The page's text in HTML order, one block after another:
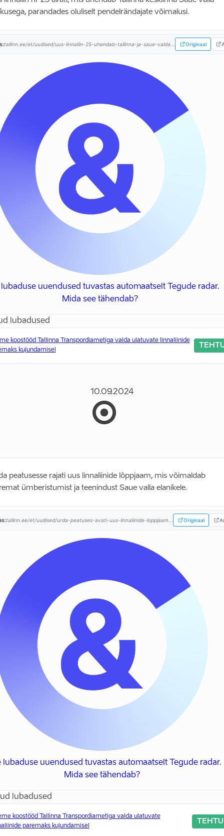
parandades oluliselt pendelrändajate võimalusi.
tallinn.ee/et/uudised/uus-linnaliin-25-uhendab-tallinna-ja-saue-valda... Originaal
uuendused tuvastas automaatselt Tegude radar.
Mida see tähendab?
lubadused
koostööd Tallinna Transpordiametiga valda ulatuvate linnaliinide
kujundamisel
10.09.2024
peatusesse rajati uus linnaliinide lõppjaam, mis võimaldab
ümberistumist ja teenindust Saue valla elanikele.
tallinn.ee/et/uudised/urda-peatuses-avati-uus-linnaliinide-loppjaam... Originaal
lubaduse uuendused tuvastas automaatselt Tegude radar.
Mida see tähendab?
lubadused
koostööd Tallinna Transpordiametiga valda ulatuvate
paremaks kujundamisel